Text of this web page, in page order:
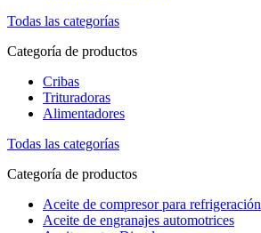
Todas las categorías
Categoría de productos
Cribas
Trituradoras
Alimentadores
Todas las categorías
Categoría de productos
Aceite de compresor para refrigeración
Aceite de engranajes automotrices